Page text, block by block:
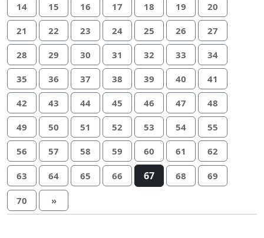
14 15 16 17 18 19 20
21 22 23 24 25 26 27
28 29 30 31 32 33 34
35 36 37 38 39 40 41
42 43 44 45 46 47 48
49 50 51 52 53 54 55
56 57 58 59 60 61 62
63 64 65 66 67 68 69
70 »